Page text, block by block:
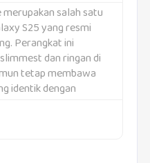
merupakan salah satu
S25 yang resmi
Perangkat ini
dan ringan di
tetap membawa
identik dengan
desainnya